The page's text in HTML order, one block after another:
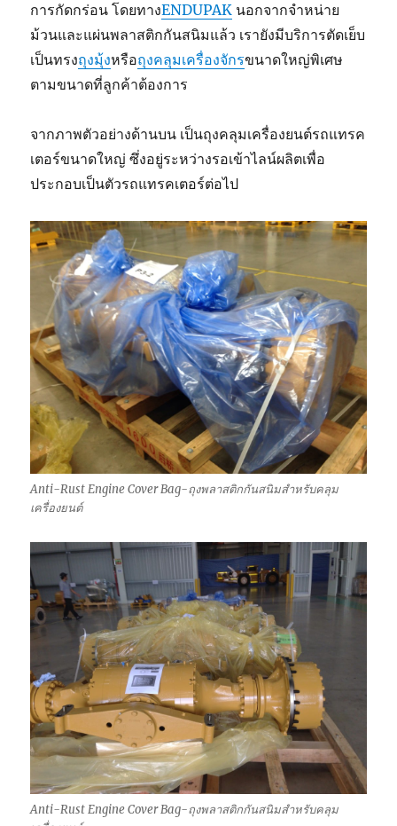
การกัดกร่อน โดยทางENDUPAK นอกจากจำหน่าย
ม้วนและแผ่นพลาสติกกันสนิมแล้ว เรายังมีบริการตัดเย็บ
เป็นทรงถุงมุ้งหรือถุงคลุมเครื่องจักรขนาดใหญ่พิเศษ
ตามขนาดที่ลูกค้าต้องการ
จากภาพตัวอย่างด้านบน เป็นถุงคลุมเครื่องยนต์รถแทรค
เตอร์ขนาดใหญ่ ซึ่งอยู่ระหว่างรอเข้าไลน์ผลิตเพื่อ
ประกอบเป็นตัวรถแทรคเตอร์ต่อไป
Anti-Rust Engine Cover Bag-ถุงพลาสติกกันสนิมสำหรับคลุม
เครื่องยนต์
Anti-Rust Engine Cover Bag-ถุงพลาสติกกันสนิมสำหรับคลุม